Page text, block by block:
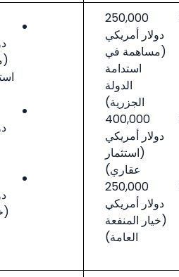
250,000
400,000
250,000